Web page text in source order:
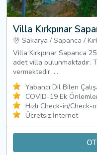
Villa Kırkpınar
Sakarya / Sapanca /
Villa Kırkpınar Sapanca
adet villa bulunmaktadır.
vermektedir. ...
Yabancı Dil Bilen
COVID-19 Ek
Hızlı Check-in/Check-
Ücretsiz İnternet